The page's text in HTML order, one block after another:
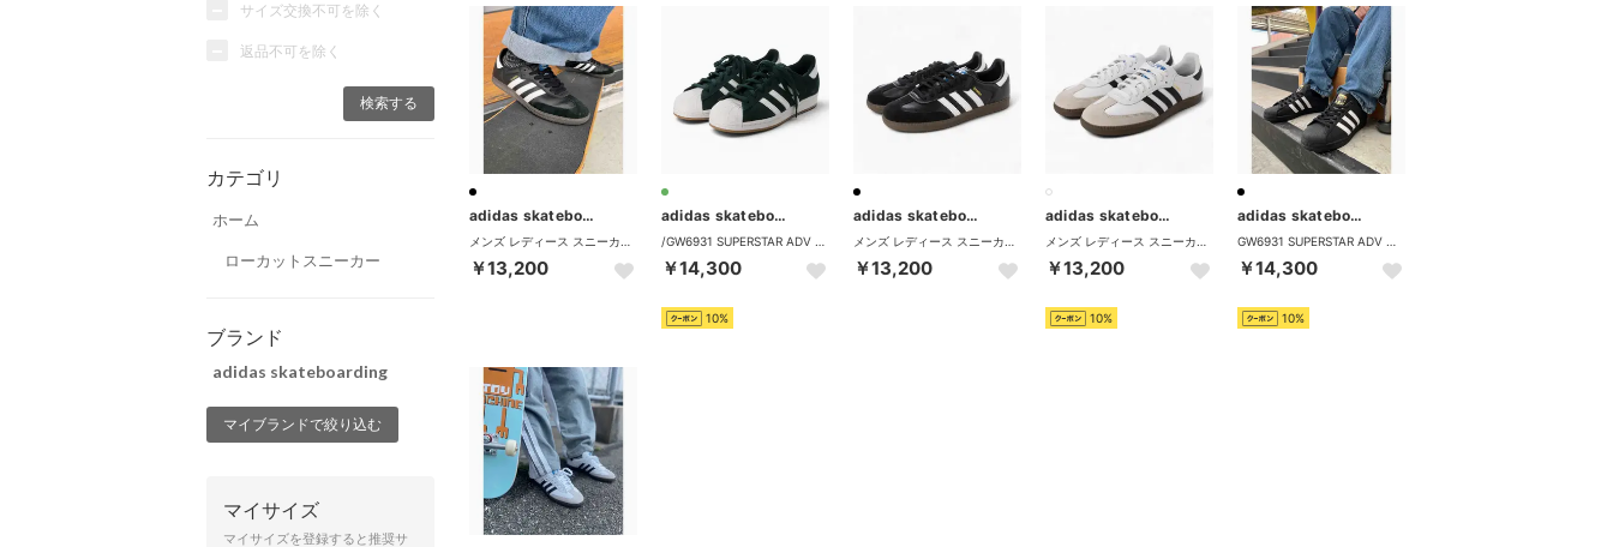
サイズ交換不可を除く
返品不可を除く
カテゴリ
ホーム
ローカットスニーカー
ブランド
adidas skateboarding
マイブランドで絞り込む
マイサイズ
マイサイズを登録すると推奨サ
adidas skateboarding
￥13,200
adidas skateboarding
￥14,300
10%
adidas skateboarding
￥13,200
adidas skateboarding
￥13,200
10%
adidas skateboarding
￥14,300
10%